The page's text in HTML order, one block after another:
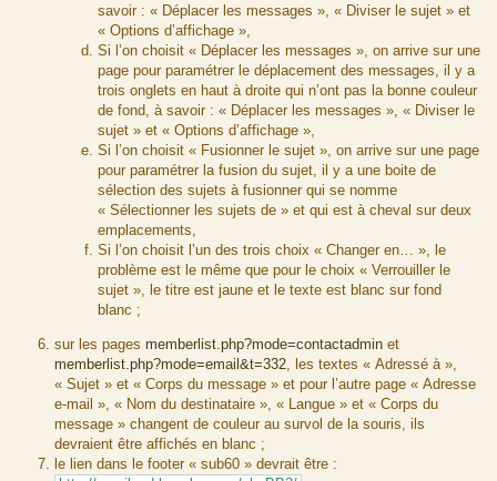
savoir : « Déplacer les messages », « Diviser le sujet » et
« Options d’affichage »,
Si l’on choisit « Déplacer les messages », on arrive sur une
page pour paramétrer le déplacement des messages, il y a
trois onglets en haut à droite qui n’ont pas la bonne couleur
de fond, à savoir : « Déplacer les messages », « Diviser le
sujet » et « Options d’affichage »,
Si l’on choisit « Fusionner le sujet », on arrive sur une page
pour paramétrer la fusion du sujet, il y a une boite de
sélection des sujets à fusionner qui se nomme
« Sélectionner les sujets de » et qui est à cheval sur deux
emplacements,
Si l’on choisit l’un des trois choix « Changer en… », le
problème est le même que pour le choix « Verrouiller le
sujet », le titre est jaune et le texte est blanc sur fond
blanc ;
sur les pages memberlist.php?mode=contactadmin et
memberlist.php?mode=email&t=332 , les textes « Adressé à »,
« Sujet » et « Corps du message » et pour l’autre page « Adresse
e-mail », « Nom du destinataire », « Langue » et « Corps du
message » changent de couleur au survol de la souris, ils
devraient être affichés en blanc ;
le lien dans le footer « sub60 » devrait être :